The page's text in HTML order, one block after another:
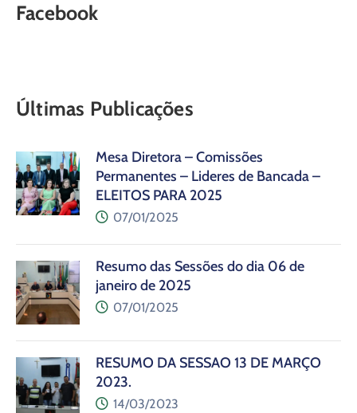
Facebook
Últimas Publicações
Mesa Diretora – Comissões
Permanentes – Lideres de Bancada –
ELEITOS PARA 2025
07/01/2025
Resumo das Sessões do dia 06 de
janeiro de 2025
07/01/2025
RESUMO DA SESSÃO 13 DE MARÇO
2023.
14/03/2023